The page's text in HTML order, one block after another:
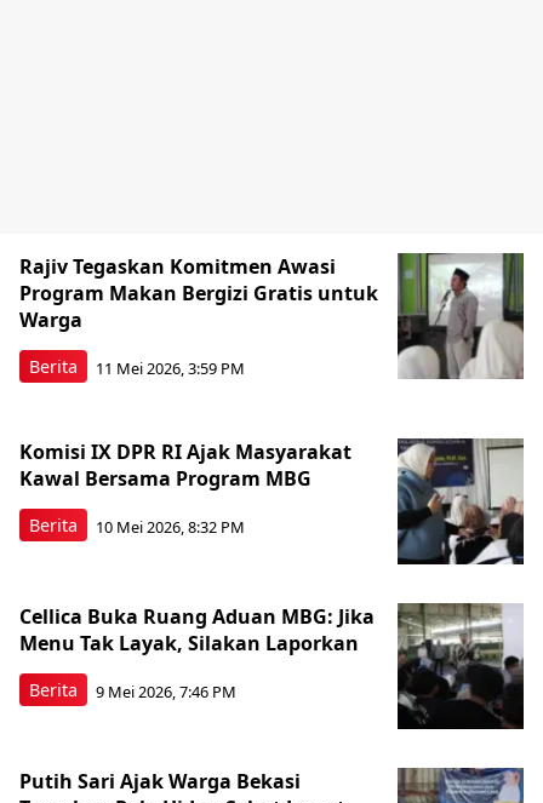
Berita
Rajiv Tegaskan Komitmen Awasi
Program Makan Bergizi Gratis untuk
Warga
11 Mei 2026, 3:59 PM
Berita
Komisi IX DPR RI Ajak Masyarakat
Kawal Bersama Program MBG
10 Mei 2026, 8:32 PM
Berita
Cellica Buka Ruang Aduan MBG: Jika
Menu Tak Layak, Silakan Laporkan
9 Mei 2026, 7:46 PM
Putih Sari Ajak Warga Bekasi